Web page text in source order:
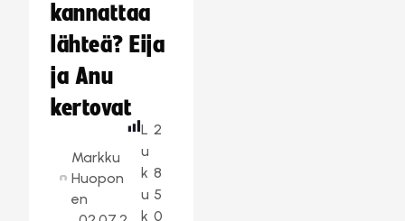
kannattaa
lähteä? Eija
ja Anu
kertovat
Markku
Huopon
en
L
u
k
u
k
2
8
5
0